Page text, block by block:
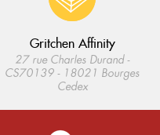
Gritchen Affinity
27 rue Charles Durand -
CS70139 - 18021 Bourges
Cedex